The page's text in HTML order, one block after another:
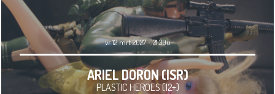
vr 12 mrt 2027 - 21.30u
ARIEL DORON (ISR)
PLASTIC HEROES (12+)